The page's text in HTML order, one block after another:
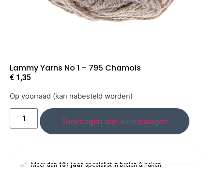
Lammy Yarns No 1 – 795 Chamois
€ 1,35
Op voorraad (kan nabesteld worden)
Toevoegen aan winkelwagen
Meer dan 10+ jaar specialist in breien & haken